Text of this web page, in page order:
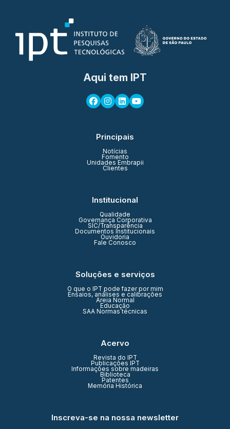
Aqui tem IPT
Principais
Notícias
Fomento
Unidades Embrapii
Clientes
Institucional
Qualidade
Governança Corporativa
SIC/Transparência
Documentos Institucionais
Ouvidoria
Fale Conosco
Soluções e serviços
O que o IPT pode fazer por mim
Ensaios, análises e calibrações
Areia Normal
Educação
SAA Normas técnicas
Acervo
Revista do IPT
Publicações IPT
Informações sobre madeiras
Biblioteca
Patentes
Memória Histórica
Inscreva-se na nossa newsletter